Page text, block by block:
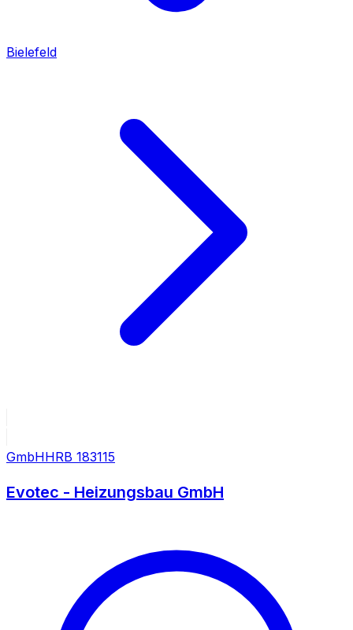
Bielefeld
GmbHHRB 183115
Evotec - Heizungsbau GmbH